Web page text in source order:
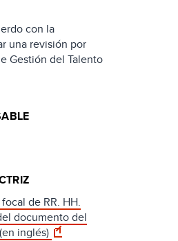
con la
una revisión por
Gestión del Talento
de RR. HH.
documento del
inglés)